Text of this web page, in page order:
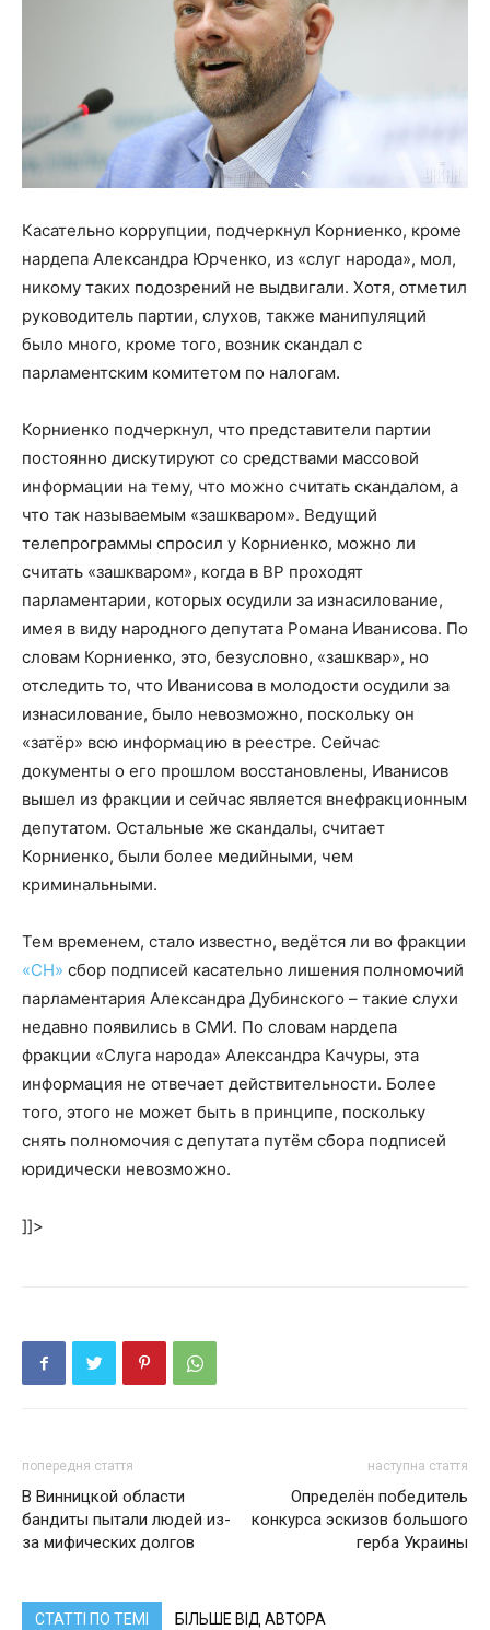
Касательно коррупции, подчеркнул Корниенко, кроме
нардепа Александра Юрченко, из «слуг народа», мол,
никому таких подозрений не выдвигали. Хотя, отметил
руководитель партии, слухов, также манипуляций
было много, кроме того, возник скандал с
парламентским комитетом по налогам.
Корниенко подчеркнул, что представители партии
постоянно дискутируют со средствами массовой
информации на тему, что можно считать скандалом, а
что так называемым «зашкваром». Ведущий
телепрограммы спросил у Корниенко, можно ли
считать «зашкваром», когда в ВР проходят
парламентарии, которых осудили за изнасилование,
имея в виду народного депутата Романа Иванисова. По
словам Корниенко, это, безусловно, «зашквар», но
отследить то, что Иванисова в молодости осудили за
изнасилование, было невозможно, поскольку он
«затёр» всю информацию в реестре. Сейчас
документы о его прошлом восстановлены, Иванисов
вышел из фракции и сейчас является внефракционным
депутатом. Остальные же скандалы, считает
Корниенко, были более медийными, чем
криминальными.
Тем временем, стало известно, ведётся ли во фракции
«СН» сбор подписей касательно лишения полномочий
парламентария Александра Дубинского – такие слухи
недавно появились в СМИ. По словам нардепа
фракции «Слуга народа» Александра Качуры, эта
информация не отвечает действительности. Более
того, этого не может быть в принципе, поскольку
снять полномочия с депутата путём сбора подписей
юридически невозможно.
]]>
попередня стаття
В Винницкой области
бандиты пытали людей из-
за мифических долгов
наступна стаття
Определён победитель
конкурса эскизов большого
герба Украины
СТАТТІ ПО ТЕМІ БІЛЬШЕ ВІД АВТОРА